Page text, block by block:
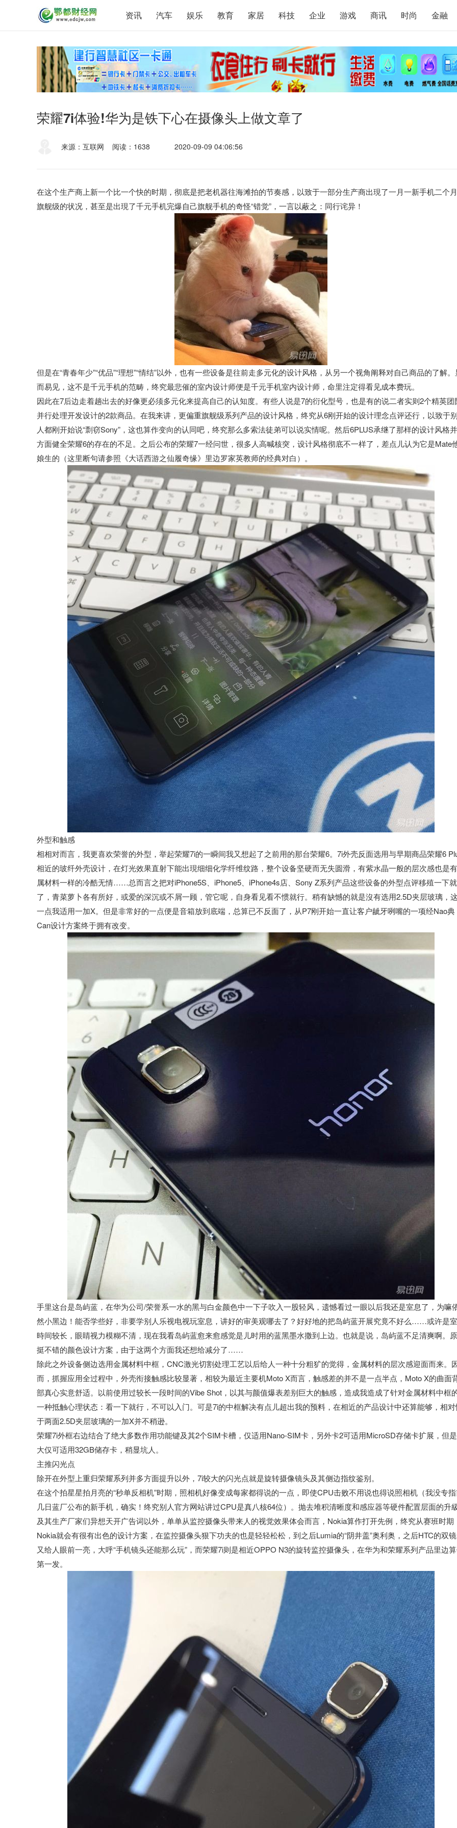
资讯 汽车 娱乐 教育 家居 科技 企业 游戏 商讯 时尚 金融
荣耀7i体验!华为是铁下心在摄像头上做文章了
来源：互联网 阅读：1638 2020-09-09 04:06:56
在这个生产商上新一个比一个快的时期，彻底是把老机器往海滩拍的节奏感，以致于一部分生产商出現了一月一新手机二个
旗舰级的状况，甚至是出現了千元手机完爆自己旗舰手机的奇怪“错觉”，一言以蔽之：同行诧异！
但是在“青春年少”“优品”“理想”“情结”以外，也有一些设备是往前走多元化的设计风格，从另一个视角阐释对自己商品的了解。
而易见，这不是千元手机的范畴，终究最悲催的室内设计师便是千元手机室内设计师，命里注定得看见成本费玩。
因此在7后边走着趟出去的好像更必须多元化来提高自己的认知度。有些人说是7的衍化型号，也是有的说二者实则2个精英团
并行处理开发设计的2款商品。在我来讲，更偏重旗舰级系列产品的设计风格，终究从6刚开始的设计理念点评还行，以致于别
人都刚开始说“剽窃Sony”，这也算作变向的认同吧，终究那么多索法徒弟可以说实情呢。然后6PLUS承继了那样的设计风格
方面健全荣耀6的存在的不足。之后公布的荣耀7一经问世，很多人高喊核突，设计风格彻底不一样了，差点儿认为它是Mate
娘生的（这里断句请参照《大话西游之仙履奇缘》里边罗家英教师的经典对白）。
外型和触感
相相对而言，我更喜欢荣誉的外型，举起荣耀7i的一瞬间我又想起了之前用的那台荣耀6。7i外壳反面选用与早期商品荣耀6
相近的玻纤外壳设计，在灯光效果直射下能出現细细化学纤维纹路，整个设备坚硬而无失圆滑，有紫水晶一般的层次感也是
属材料一样的冷酷无情……总而言之把对iPhone5S、iPhone5、iPhone4s店、Sony Z系列产品这些设备的外型点评移殖一下
了，青菜萝卜各有所好，或爱的深沉或不屑一顾，管它呢，自身看见看不惯就行。稍有缺憾的就是沒有选用2.5D夹层玻璃，
一点我适用一加X。但是非常好的一点便是音箱放到底端，总算已不反面了，从P7刚开始一直让客户龇牙咧嘴的一项经Nao典
Can设计方案终于拥有改变。
手里这台是岛屿蓝，在华为公司/荣誉系一水的黑与白金颜色中一下子吹入一股轻风，遗憾看过一眼以后我还是室息了，为嘛
然小黑边！能否学些好，非要学别人乐视电视玩室息，讲好的审美观哪去了？好好地的把岛屿蓝开展究竟不好么……或许是
時间较长，眼睛视力模糊不清，现在我看岛屿蓝愈来愈感觉是儿时用的蓝黑墨水撒到上边。也就是说，岛屿蓝不足清爽啊。
挺不错的颜色设计方案，由于这两个方面我还想给减分了……
除此之外设备侧边选用金属材料中框，CNC激光切割处理工艺以后给人一种十分粗犷的觉得，金属材料的层次感迎面而来。
而，抓握应用全过程中，外壳衔接触感比较显著，相较为最近主要机Moto X而言，触感差的并不是一点半点，Moto X的曲面
部真心实意舒适。以前使用过较长一段时间的Vibe Shot，以其与颜值爆表差别巨大的触感，造成我造成了针对金属材料中框
一种抵触心理状态：看一下就行，不可以入门。可是7i的中框解决有点儿超出我的预料，在相近的产品设计中还算能够，相对
于两面2.5D夹层玻璃的一加X并不稍逊。
荣耀7i外框右边结合了绝大多数作用功能键及其2个SIM卡槽，仅适用Nano-SIM卡，另外卡2可适用MicroSD存储卡扩展，但
大仅可适用32GB储存卡，稍显坑人。
主推闪光点
除开在外型上重归荣耀系列并多方面提升以外，7i较大的闪光点就是旋转摄像镜头及其侧边指纹鉴别。
在这个拍星星拍月亮的“秒单反相机”时期，照相机好像变成每家都得说的一点，即使CPU击败不用说也得说照相机（我没专
几日蓝厂公布的新手机，确实！终究别人官方网站讲过CPU是真八核64位）。抛去堆积清晰度和感应器等硬件配置层面的升
及其生产厂家们异想天开广告词以外，单单从监控摄像头带来人的视觉效果体会而言，Nokia算作打开先例，终究从赛班时期
Nokia就会有很有出色的设计方案，在监控摄像头狠下功夫的也是轻轻松松，到之后Lumia的“阴井盖”奥利奥，之后HTC的双
又给人眼前一亮，大呼“手机镜头还能那么玩”，而荣耀7i则是相近OPPO N3的旋转监控摄像头，在华为和荣耀系列产品里边
第一发。